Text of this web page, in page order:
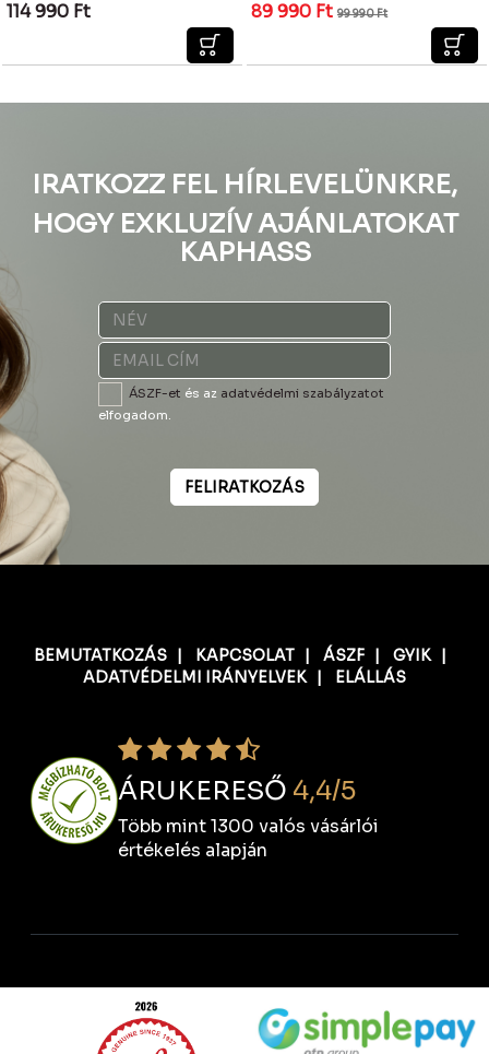
114 990 Ft 89 990 Ft 99 990Ft
IRATKOZZ FEL HÍRLEVELÜNKRE,
HOGY EXKLUZÍV AJÁNLATOKAT
KAPHASS
ÁSZF-et és az adatvédelmi szabályzatot
elfogadom.
FELIRATKOZÁS
BEMUTATKOZÁS| KAPCSOLAT| ÁSZF| GYIK|
ADATVÉDELMI IRÁNYELVEK| ELÁLLÁS
ÁRUKERESŐ 4,4/5
Több mint 1300 valós vásárlói
értékelés alapján